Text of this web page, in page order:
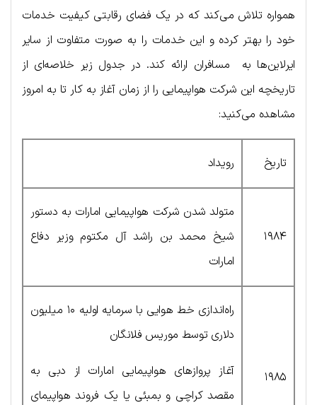
همواره تلاش می‌کند که در یک فضای رقابتی کیفیت خدمات
خود را بهتر کرده و این خدمات را به صورت متفاوت از سایر
ایرلاین‌ها به مسافران ارائه کند. در جدول زیر خلاصه‌ای از
تاریخچه این شرکت هواپیمایی را از زمان آغاز به کار تا به امروز
مشاهده می‌کنید:
تاریخ رویداد
۱۹۸۴
متولد شدن شرکت هواپیمایی امارات به دستور
شیخ محمد بن راشد آل مکتوم وزیر دفاع
امارات
۱۹۸۵
راه‌اندازی خط هوایی با سرمایه اولیه ۱۰ میلیون
دلاری توسط موریس فلانگان
آغاز پروازهای هواپیمایی امارات از دبی به
مقصد کراچی و بمبئی یا یک فروند هواپیمای